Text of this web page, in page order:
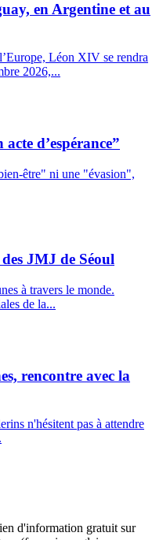
en Argentine et au
Léon XIV se rendra
2026,...
d’espérance”
être" ni une "évasion",
JMJ de Séoul
à travers le monde.
de la...
rencontre avec la
n'hésitent pas à attendre
d'information gratuit sur